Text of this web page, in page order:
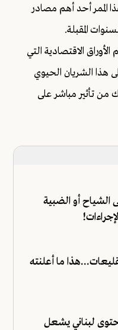
الممر أحد أهم مصادر
المقبلة.
الاقتصادية التي
هذا الشريان الحيوي
من تأثير مباشر على
الشياح أو الضبية
ما أعلنته
لبناني يشعل